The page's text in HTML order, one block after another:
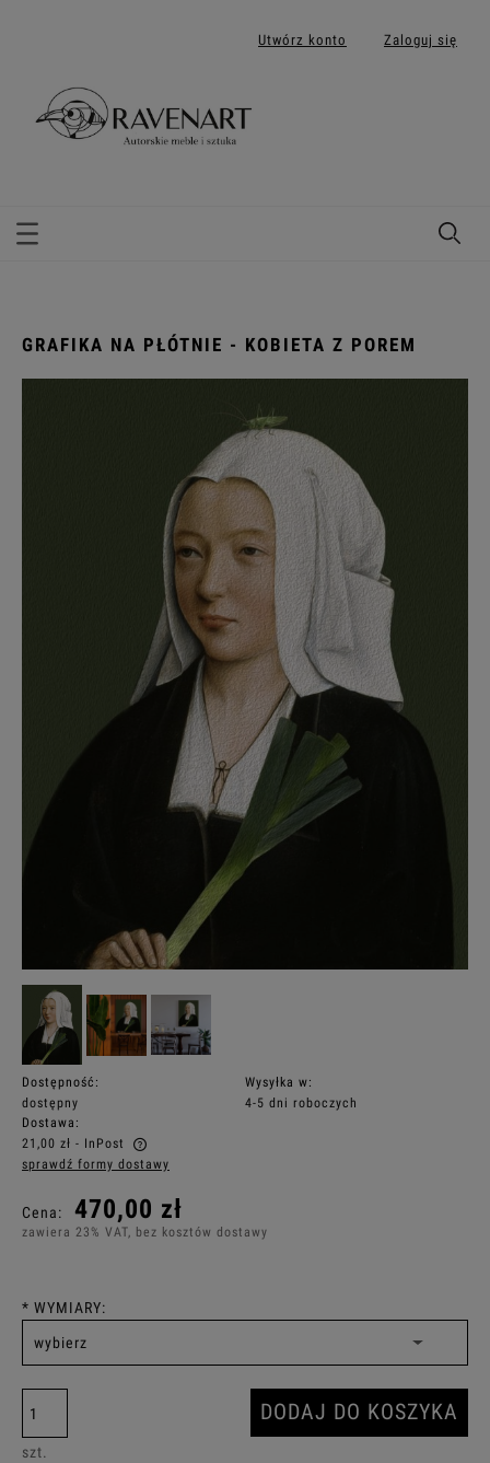
Utwórz konto Zaloguj się
GRAFIKA NA PŁÓTNIE - KOBIETA Z POREM
Dostępność:
dostępny
Wysyłka w:
4-5 dni roboczych
Dostawa:
21,00 zł - InPost
Cena nie zawiera ewentualnych kosztów płatności
sprawdź formy dostawy
Cena: 470,00 zł
zawiera 23% VAT, bez kosztów dostawy
* WYMIARY:
szt.
DODAJ DO KOSZYKA